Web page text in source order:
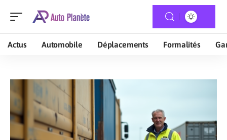
Actus Automobile Déplacements Formalités